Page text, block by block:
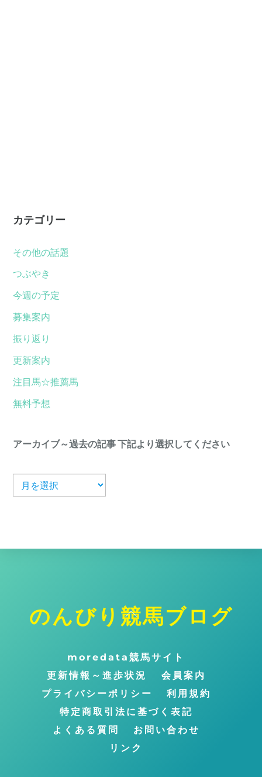
カテゴリー
その他の話題
つぶやき
今週の予定
募集案内
振り返り
更新案内
注目馬☆推薦馬
無料予想
アーカイブ～過去の記事 下記より選択してください
ー
ト
のんびり競馬ブログ
moredata競馬サイト
更新情報～進歩状況
会員案内
プライバシーポリシー
利用規約
特定商取引法に基づく表記
よくある質問
お問い合わせ
リンク